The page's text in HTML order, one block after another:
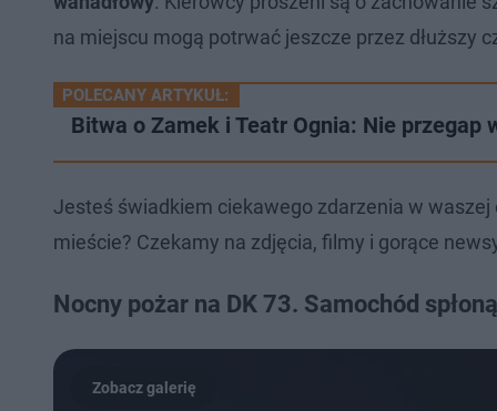
na miejscu mogą potrwać jeszcze przez dłuższy
POLECANY ARTYKUŁ:
Bitwa o Zamek i Teatr Ognia: Nie przegap
Jesteś świadkiem ciekawego zdarzenia w
mieście? Czekamy na zdjęcia, filmy i gorące
Nocny pożar na DK 73. Samochód